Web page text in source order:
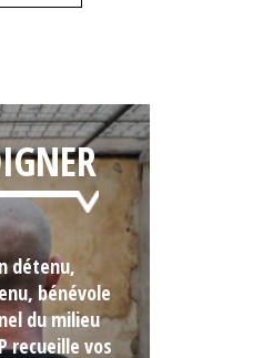
détenu,
bénévole
du milieu
recueille vos